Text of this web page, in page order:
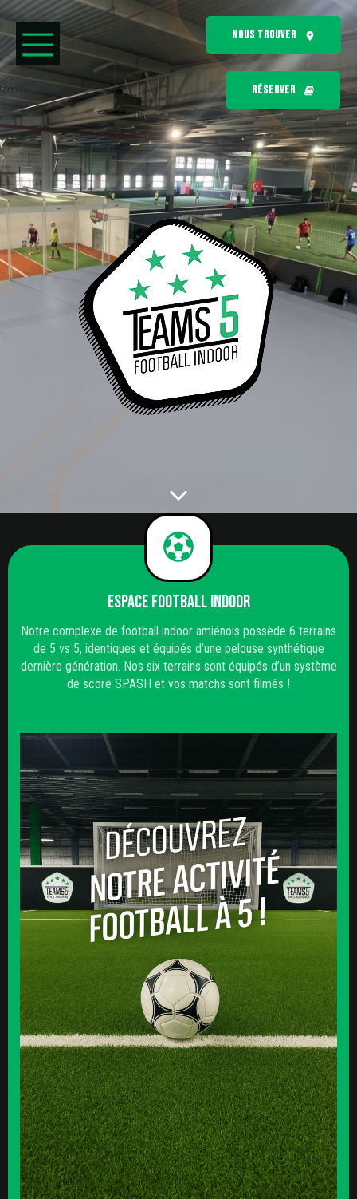
NOUS TROUVER
RÉSERVER
Espace football indoor
Notre complexe de football indoor amiénois possède 6 terrains
de 5 vs 5, identiques et équipés d’une pelouse synthétique
dernière génération. Nos six terrains sont équipés d’un système
de score SPASH et vos matchs sont filmés !